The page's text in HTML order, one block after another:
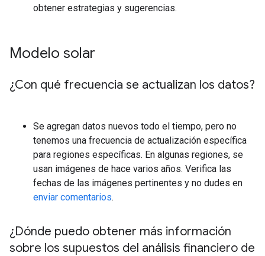
obtener estrategias y sugerencias.
Modelo solar
¿Con qué frecuencia se actualizan los datos?
Se agregan datos nuevos todo el tiempo, pero no
tenemos una frecuencia de actualización específica
para regiones específicas. En algunas regiones, se
usan imágenes de hace varios años. Verifica las
fechas de las imágenes pertinentes y no dudes en
enviar comentarios.
¿Dónde puedo obtener más información
sobre los supuestos del análisis financiero de